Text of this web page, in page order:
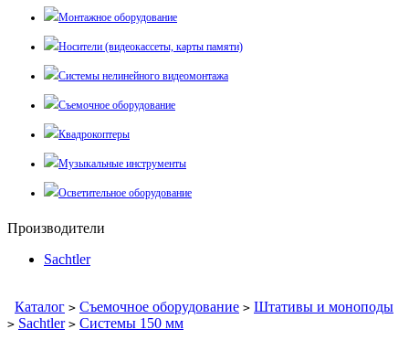
Монтажное оборудование
Носители (видеокассеты, карты памяти)
Системы нелинейного видеомонтажа
Съемочное оборудование
Квадрокоптеры
Музыкальные инструменты
Осветительное оборудование
Производители
Sachtler
Каталог > Съемочное оборудование > Штативы и моноподы
> Sachtler > Системы 150 мм